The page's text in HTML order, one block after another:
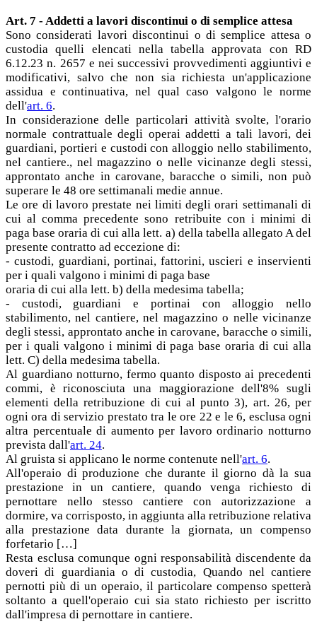
Art. 7 - Addetti a lavori discontinui o di semplice attesa
Sono considerati lavori discontinui o di semplice attesa o
custodia quelli elencati nella tabella approvata con RD
6.12.23 n. 2657 e nei successivi provvedimenti aggiuntivi e
modificativi, salvo che non sia richiesta un'applicazione
assidua e continuativa, nel qual caso valgono le norme
dell'art. 6.
In considerazione delle particolari attività svolte, l'orario
normale contrattuale degli operai addetti a tali lavori, dei
guardiani, portieri e custodi con alloggio nello stabilimento,
nel cantiere., nel magazzino o nelle vicinanze degli stessi,
approntato anche in carovane, baracche o simili, non può
superare le 48 ore settimanali medie annue.
Le ore di lavoro prestate nei limiti degli orari settimanali di
cui al comma precedente sono retribuite con i minimi di
paga base oraria di cui alla lett. a) della tabella allegato A del
presente contratto ad eccezione di:
- custodi, guardiani, portinai, fattorini, uscieri e inservienti
per i quali valgono i minimi di paga base
oraria di cui alla lett. b) della medesima tabella;
- custodi, guardiani e portinai con alloggio nello
stabilimento, nel cantiere, nel magazzino o nelle vicinanze
degli stessi, approntato anche in carovane, baracche o simili,
per i quali valgono i minimi di paga base oraria di cui alla
lett. C) della medesima tabella.
Al guardiano notturno, fermo quanto disposto ai precedenti
commi, è riconosciuta una maggiorazione dell'8% sugli
elementi della retribuzione di cui al punto 3), art. 26, per
ogni ora di servizio prestato tra le ore 22 e le 6, esclusa ogni
altra percentuale di aumento per lavoro ordinario notturno
prevista dall'art. 24.
Al gruista si applicano le norme contenute nell'art. 6.
All'operaio di produzione che durante il giorno dà la sua
prestazione in un cantiere, quando venga richiesto di
pernottare nello stesso cantiere con autorizzazione a
dormire, va corrisposto, in aggiunta alla retribuzione relativa
alla prestazione data durante la giornata, un compenso
forfetario […]
Resta esclusa comunque ogni responsabilità discendente da
doveri di guardiania o di custodia, Quando nel cantiere
pernotti più di un operaio, il particolare compenso spetterà
soltanto a quell'operaio cui sia stato richiesto per iscritto
dall'impresa di pernottare in cantiere.